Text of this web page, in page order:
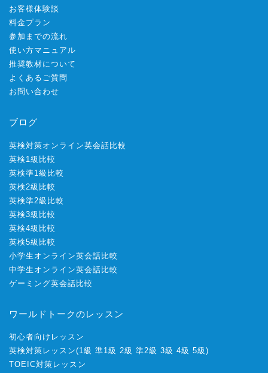
お客様体験談
料金プラン
参加までの流れ
使い方マニュアル
推奨教材について
よくあるご質問
お問い合わせ
ブログ
英検対策オンライン英会話比較
英検1級比較
英検準1級比較
英検2級比較
英検準2級比較
英検3級比較
英検4級比較
英検5級比較
小学生オンライン英会話比較
中学生オンライン英会話比較
ゲーミング英会話比較
ワールドトークのレッスン
初心者向けレッスン
英検対策レッスン(1級 準1級 2級 準2級 3級 4級 5級 )
TOEIC対策レッスン